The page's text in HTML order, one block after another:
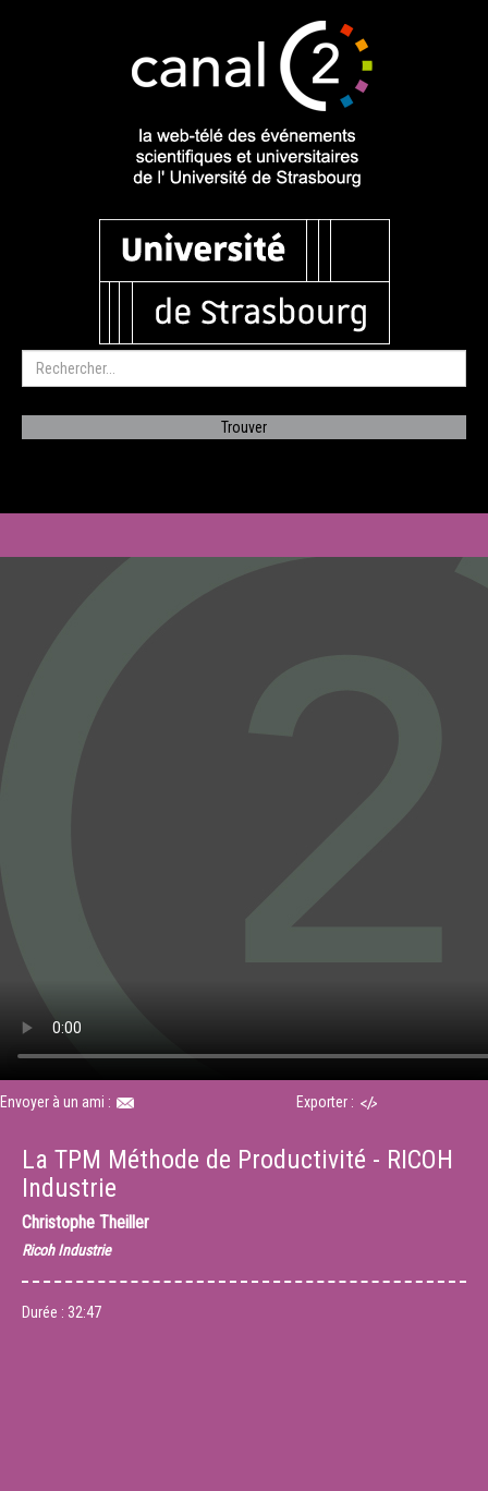
Envoyer à un ami : Exporter :
La TPM Méthode de Productivité - RICOH
Industrie
Christophe Theiller
Ricoh Industrie
Durée : 32:47